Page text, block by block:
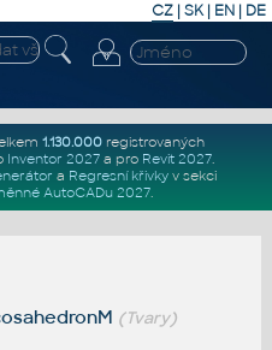
CZ | SK| EN | DE
1.130.000registrovaných
Inventor 2027a pro Revit 2027.
a Regresní křivkyv sekci
AutoCADu 2027.
(Tvary)